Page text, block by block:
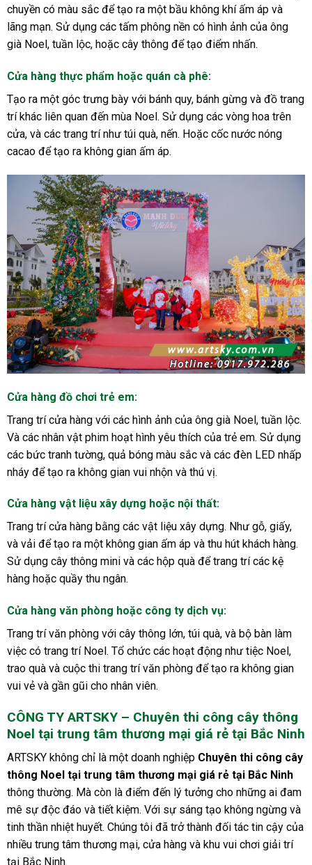
chuyền có màu sắc để tạo ra một bầu không khí ấm áp và
lãng mạn. Sử dụng các tấm phông nền có hình ảnh của ông
già Noel, tuần lộc, hoặc cây thông để tạo điểm nhấn.
Cửa hàng thực phẩm hoặc quán cà phê:
Tạo ra một góc trưng bày với bánh quy, bánh gừng và đồ trang
trí khác liên quan đến mùa Noel. Sử dụng các vòng hoa trên
cửa, và các trang trí như túi quà, nến. Hoặc cốc nước nóng
cacao để tạo ra không gian ấm áp.
Cửa hàng đồ chơi trẻ em:
Trang trí cửa hàng với các hình ảnh của ông già Noel, tuần lộc.
Và các nhân vật phim hoạt hình yêu thích của trẻ em. Sử dụng
các bức tranh tường, quả bóng màu sắc và các đèn LED nhấp
nháy để tạo ra không gian vui nhộn và thú vị.
Cửa hàng vật liệu xây dựng hoặc nội thất:
Trang trí cửa hàng bằng các vật liệu xây dựng. Như gỗ, giấy,
và vải để tạo ra một không gian ấm áp và thu hút khách hàng.
Sử dụng cây thông mini và các hộp quà để trang trí các kệ
hàng hoặc quầy thu ngân.
Cửa hàng văn phòng hoặc công ty dịch vụ:
Trang trí văn phòng với cây thông lớn, túi quà, và bộ bàn làm
việc có trang trí Noel. Tổ chức các hoạt động như tiệc Noel,
trao quà và cuộc thi trang trí văn phòng để tạo ra không gian
vui vẻ và gần gũi cho nhân viên.
CÔNG TY ARTSKY – Chuyên thi công cây thông
Noel tại trung tâm thương mại giá rẻ tại Bắc Ninh
ARTSKY không chỉ là một doanh nghiệp Chuyên thi công cây
thông Noel tại trung tâm thương mại giá rẻ tại Bắc Ninh
thông thường. Mà còn là điểm đến lý tưởng cho những ai đam
mê sự độc đáo và tiết kiệm. Với sự sáng tạo không ngừng và
tinh thần nhiệt huyết. Chúng tôi đã trở thành đối tác tin cậy của
nhiều trung tâm thương mại, cửa hàng và khu vui chơi giải trí
tại Bắc Ninh.